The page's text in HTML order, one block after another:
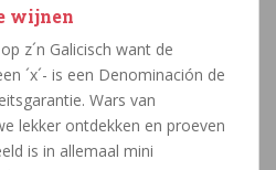
wijnen
z´n Galicisch want de
´x´- is een Denominación de
Wars van
lekker ontdekken en proeven
is in allemaal mini